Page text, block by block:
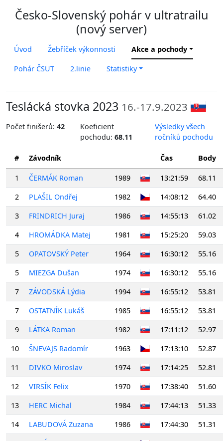
Česko-Slovenský pohár v ultratrailu
(nový server)
Úvod Žebříček výkonnosti Akce a pochody
Pohár ČSUT 2.linie Statistiky
Teslácká stovka 2023 16.-17.9.2023
Počet finišerů: 42
Koeficient
pochodu:68.11
Výsledky všech
ročníků pochodu
# Závodník Čas Body
1 ČERMÁK Roman 1989 13:21:59
68.11
2
PLAŠIL Ondřej 1982 14:08:12
64.40
3
FRINDRICH Juraj 1986 14:55:13
61.02
4
HROMÁDKA Matej 1981 15:25:20
59.03
5
OPATOVSKÝ Peter 1964 16:30:12
55.16
5
MIEZGA Dušan 1974 16:30:12
55.16
7
ZÁVODSKÁ Lýdia 1994 16:55:12
53.81
7
OSTATNÍK Lukáš 1985 16:55:12
53.81
9
LÁTKA Roman 1982 17:11:12
52.97
10
ŠNEVAJS Radomír 1963 17:13:10
52.87
11
DIVKO Miroslav 1974 17:14:25
52.81
12
VIRSÍK Felix 1970 17:38:40
51.60
13
HERC Michal 1984 17:44:13
51.33
14
LABUDOVÁ Zuzana 1986 17:44:30
51.31